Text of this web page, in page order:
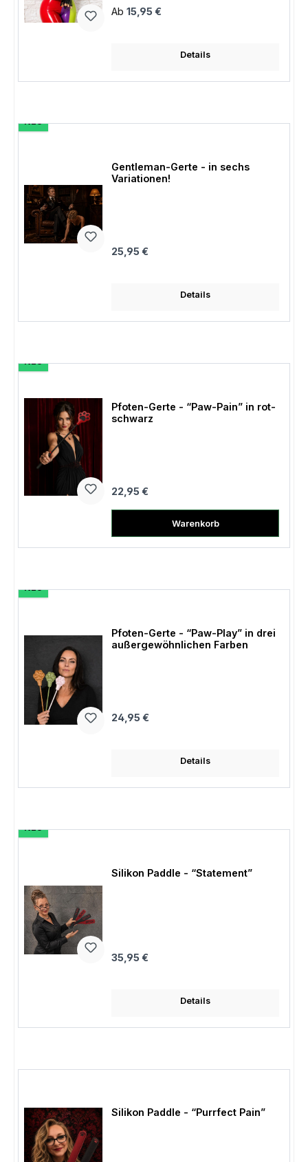
Regulärer Preis:
Ab 15,95 €
Details
NEU
Gentleman-Gerte - in sechs
Variationen!
Regulärer Preis:
25,95 €
Details
NEU
Pfoten-Gerte - “Paw-Pain” in rot-
schwarz
Regulärer Preis:
22,95 €
Warenkorb
NEU
Pfoten-Gerte - “Paw-Play” in drei
außergewöhnlichen Farben
Regulärer Preis:
24,95 €
Details
NEU
Silikon Paddle - “Statement”
Regulärer Preis:
35,95 €
Details
Silikon Paddle - “Purrfect Pain”